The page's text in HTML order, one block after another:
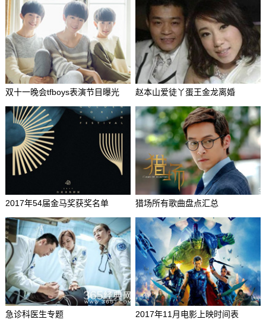
双十一晚会tfboys表演节目曝光 赵本山爱徒丫蛋王金龙离婚
2017年54届金马奖获奖名单 猎场所有歌曲盘点汇总
急诊科医生专题 2017年11月电影上映时间表